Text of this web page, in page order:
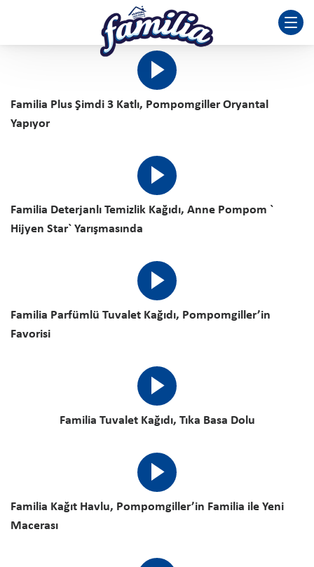
Familia Plus Şimdi 3 Katlı, Pompomgiller Oryantal
Yapıyor
Familia Deterjanlı Temizlik Kağıdı, Anne Pompom `
Hijyen Star` Yarışmasında
Familia Parfümlü Tuvalet Kağıdı, Pompomgiller’in
Favorisi
Familia Tuvalet Kağıdı, Tıka Basa Dolu
Familia Kağıt Havlu, Pompomgiller’in Familia ile Yeni
Macerası